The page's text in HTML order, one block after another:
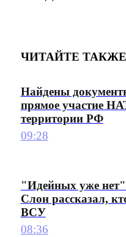
ЧИТАЙТЕ ТАКЖЕ
Найдены
прямое участие
территории РФ
09:28
"Идейных уже
Слон рассказал,
ВСУ
08:36